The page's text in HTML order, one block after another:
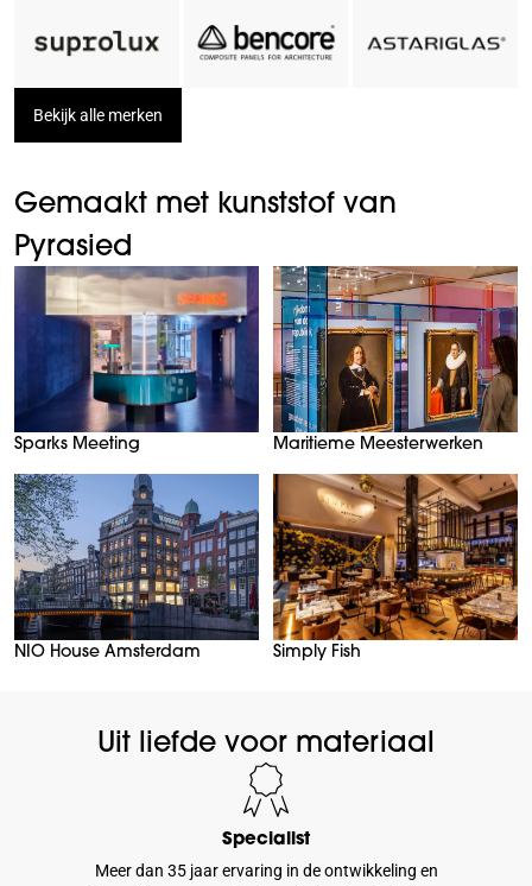
Bekijk alle merken
Gemaakt met kunststof van
Pyrasied
Sparks Meeting Maritieme Meesterwerken
NIO House Amsterdam Simply Fish
Uit liefde voor materiaal
Specialist
Meer dan 35 jaar ervaring in de ontwikkeling en